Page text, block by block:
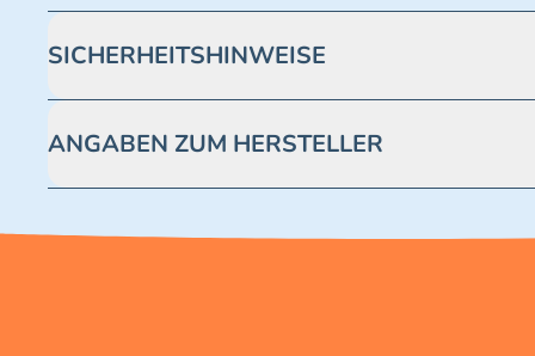
SICHERHEITSHINWEISE
ANGABEN ZUM HERSTELLER